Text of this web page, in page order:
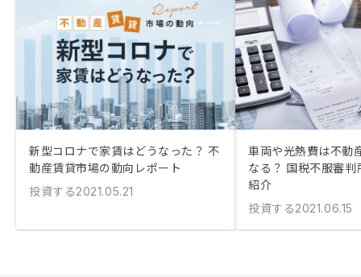
新型コロナで家賃はどうなった？ 不
動産賃貸市場の動向レポート
投資する2021.05.21
車両や光熱費は不動
なる？ 国税不服審
紹介
投資する2021.06.15